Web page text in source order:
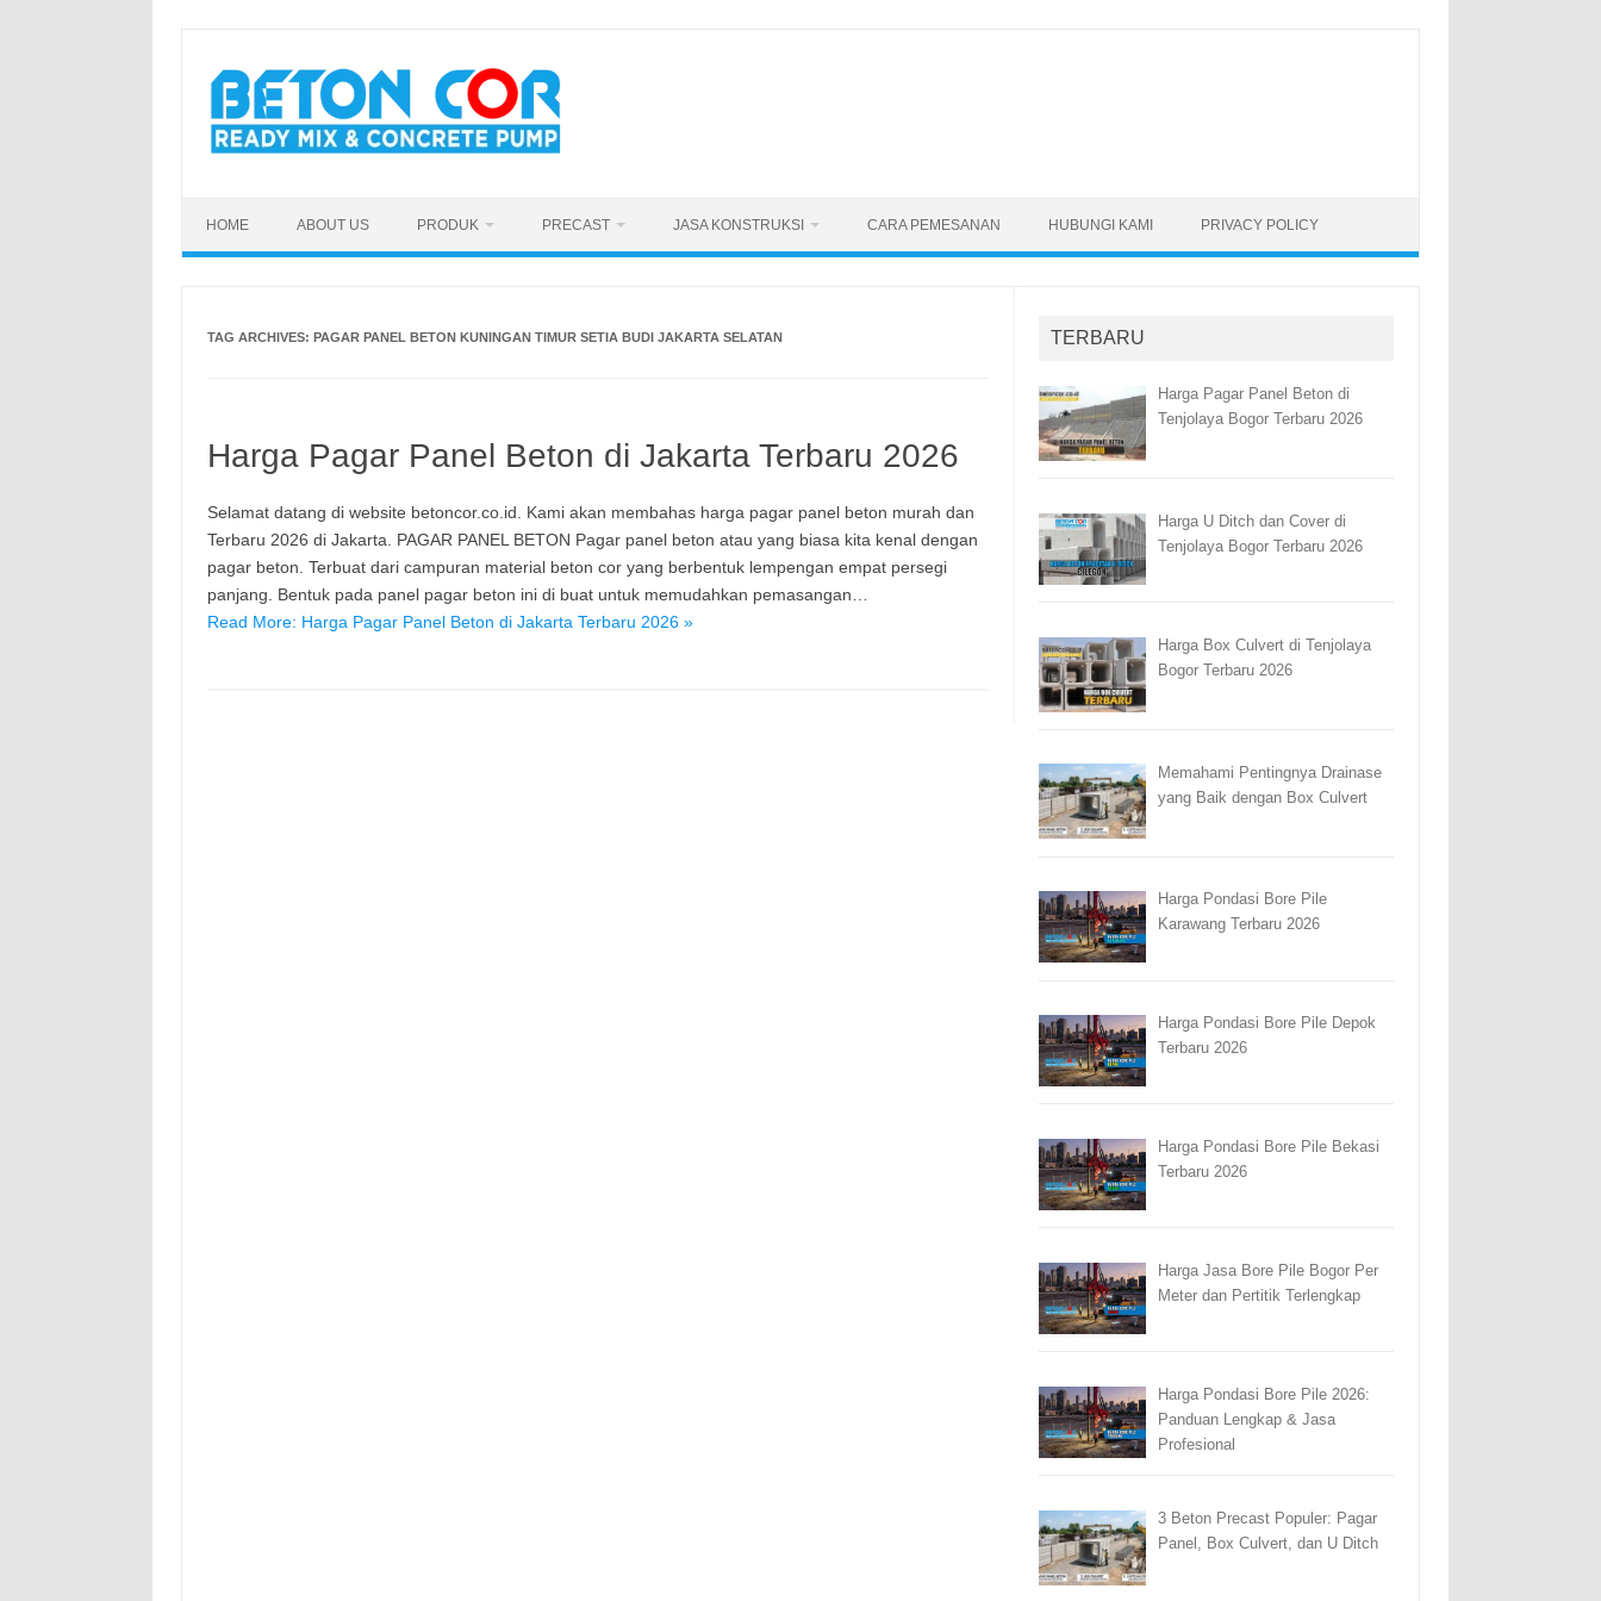
content
HOME ABOUT US PRODUK PRECAST JASA KONSTRUKSI CARA PEMESANAN HUBUNGI KAMI PRIVACY POLICY
TAG ARCHIVES: PAGAR PANEL BETON KUNINGAN TIMUR SETIA BUDI JAKARTA SELATAN
Harga Pagar Panel Beton di Jakarta Terbaru 2026
Selamat datang di website betoncor.co.id. Kami akan membahas harga pagar panel beton murah dan
Terbaru 2026 di Jakarta. PAGAR PANEL BETON Pagar panel beton atau yang biasa kita kenal dengan
pagar beton. Terbuat dari campuran material beton cor yang berbentuk lempengan empat persegi
panjang. Bentuk pada panel pagar beton ini di buat untuk memudahkan pemasangan…
Read More: Harga Pagar Panel Beton di Jakarta Terbaru 2026 »
TERBARU
Harga Pagar Panel Beton di
Tenjolaya Bogor Terbaru 2026
Harga U Ditch dan Cover di
Tenjolaya Bogor Terbaru 2026
Harga Box Culvert di Tenjolaya
Bogor Terbaru 2026
Memahami Pentingnya Drainase
yang Baik dengan Box Culvert
Harga Pondasi Bore Pile
Karawang Terbaru 2026
Harga Pondasi Bore Pile Depok
Terbaru 2026
Harga Pondasi Bore Pile Bekasi
Terbaru 2026
Harga Jasa Bore Pile Bogor Per
Meter dan Pertitik Terlengkap
Harga Pondasi Bore Pile 2026:
Panduan Lengkap & Jasa
Profesional
3 Beton Precast Populer: Pagar
Panel, Box Culvert, dan U Ditch